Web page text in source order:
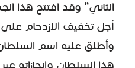
أجل تخفيف الازدحام
وأطلق عليه اسم
هذا السلطان وإنجازاته